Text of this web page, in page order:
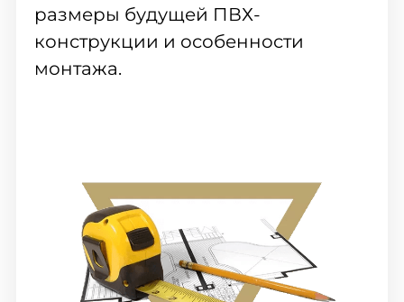
размеры будущей ПВХ-
конструкции и особенности
монтажа.